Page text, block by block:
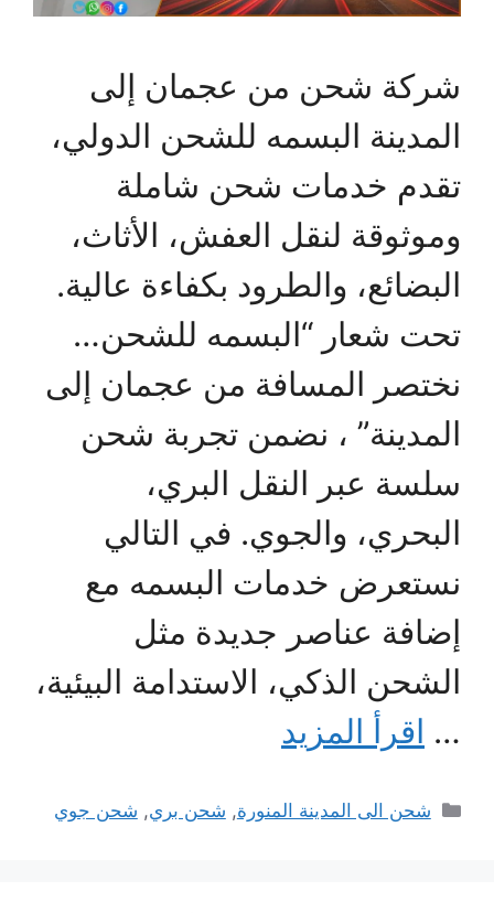
شركة شحن من عجمان إلى
المدينة البسمه للشحن الدولي،
تقدم خدمات شحن شاملة
وموثوقة لنقل العفش، الأثاث،
البضائع، والطرود بكفاءة عالية.
تحت شعار “البسمه للشحن…
نختصر المسافة من عجمان إلى
المدينة” ، نضمن تجربة شحن
سلسة عبر النقل البري،
البحري، والجوي. في التالي
نستعرض خدمات البسمه مع
إضافة عناصر جديدة مثل
الشحن الذكي، الاستدامة البيئية،
… اقرأ المزيد
التصنيفات
شحن الى المدينة المنورة, شحن بري, شحن جوي